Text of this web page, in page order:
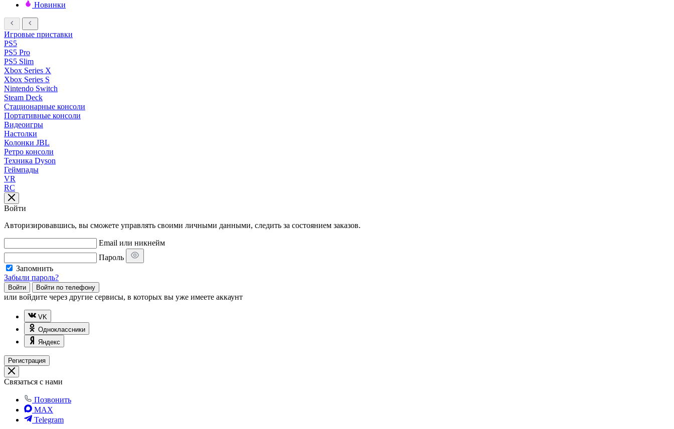
Новинки
Игровые приставки
PS5
PS5 Pro
PS5 Slim
Xbox Series X
Xbox Series S
Nintendo Switch
Steam Deck
Стационарные консоли
Портативные консоли
Видеоигры
Настолки
Колонки JBL
Ретро консоли
Техника Dyson
Геймпады
VR
RC
Войти
Авторизировавшись, вы сможете управлять своими личными данными, следить за состоянием заказов.
Email или никнейм
Пароль
Запомнить
Забыли пароль?
Войти Войти по телефону
или войдите через другие сервисы, в которых вы уже имеете аккаунт
VK
Одноклассники
Яндекс
Регистрация
Связаться с нами
Позвонить
MAX
Telegram